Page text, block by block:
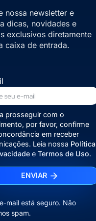
nossa newsletter e
dicas, novidades e
exclusivos diretamente
caixa de entrada.
prosseguir com o
por favor, confirme
em receber
Leia nossa Política
e Termos de Uso.
ENVIAR
e-mail está seguro. Não
spam.